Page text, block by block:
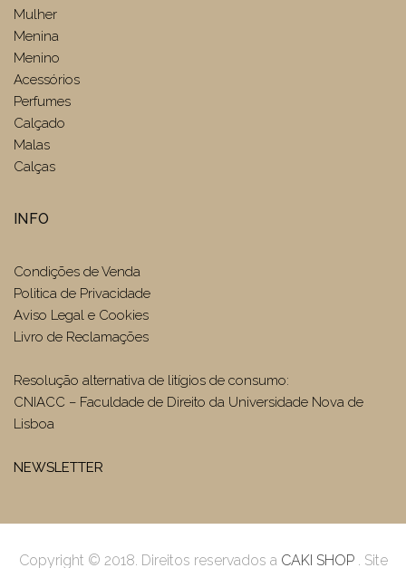
Mulher
Menina
Menino
Acessórios
Perfumes
Calçado
Malas
Calças
INFO
Condições de Venda
Politica de Privacidade
Aviso Legal e Cookies
Livro de Reclamações
Resolução alternativa de litígios de consumo:
CNIACC – Faculdade de Direito da Universidade Nova de
Lisboa
NEWSLETTER
Copyright © 2018. Direitos reservados a CAKI SHOP. Site